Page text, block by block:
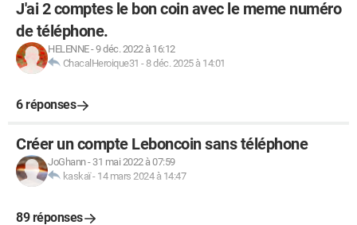
J'ai 2 comptes le bon coin avec le meme numéro
de téléphone.
HELENNE-9 déc. 2022 à 16:12
ChacalHeroique31 - 8 déc. 2025 à 14:01
6 réponses
Créer un compte Leboncoin sans téléphone
JoGhann- 31 mai 2022 à 07:59
kaskaï- 14 mars 2024 à 14:47
89 réponses